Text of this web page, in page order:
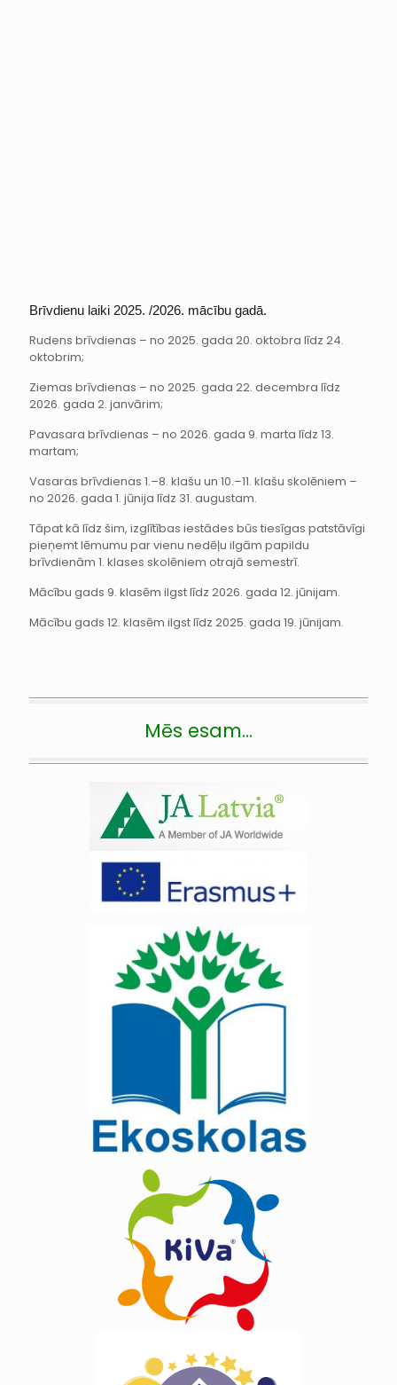
Brīvdienu laiki 2025. /2026. mācību gadā.
Rudens brīvdienas – no 2025. gada 20. oktobra līdz 24.
oktobrim;
Ziemas brīvdienas – no 2025. gada 22. decembra līdz
2026. gada 2. janvārim;
Pavasara brīvdienas – no 2026. gada 9. marta līdz 13.
martam;
Vasaras brīvdienas 1.–8. klašu un 10.–11. klašu skolēniem –
no 2026. gada 1. jūnija līdz 31. augustam.
Tāpat kā līdz šim, izglītības iestādes būs tiesīgas patstāvīgi
pieņemt lēmumu par vienu nedēļu ilgām papildu
brīvdienām 1. klases skolēniem otrajā semestrī.
Mācību gads 9. klasēm ilgst līdz 2026. gada 12. jūnijam.
Mācību gads 12. klasēm ilgst līdz 2025. gada 19. jūnijam.
Mēs esam…